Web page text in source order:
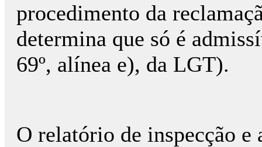
procedimento da
determina que só é
69º, alínea e), da LGT).
O relatório de inspecção e